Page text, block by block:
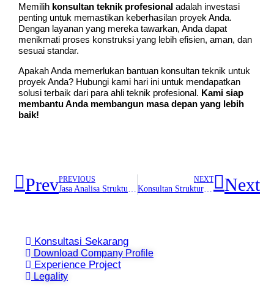
Memilih konsultan teknik profesional adalah investasi
penting untuk memastikan keberhasilan proyek Anda.
Dengan layanan yang mereka tawarkan, Anda dapat
menikmati proses konstruksi yang lebih efisien, aman, dan
sesuai standar.
Apakah Anda memerlukan bantuan konsultan teknik untuk
proyek Anda? Hubungi kami hari ini untuk mendapatkan
solusi terbaik dari para ahli teknik profesional. Kami siap
membantu Anda membangun masa depan yang lebih
baik!
PrevPREVIOUS
Jasa Analisa Struktur Bangunan: Pentingnya Menjamin Keamanan dan Kualitas Konstruksi
NEXT
Konsultan Struktur Profesional dalam Proyek Konstruksi Next
Konsultasi Sekarang
Download Company Profile
Experience Project
Legality